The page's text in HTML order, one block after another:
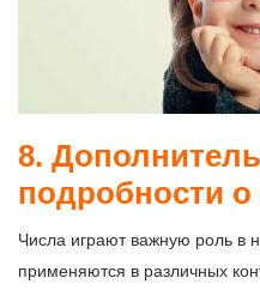
8.
подробности
Числа играют важную роль в
применяются в различных